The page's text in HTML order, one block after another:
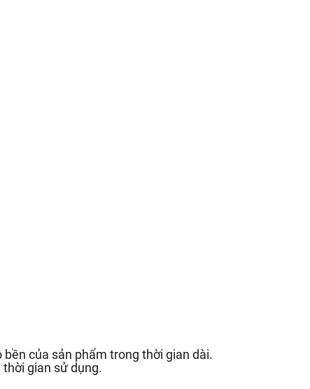
của sản phẩm trong thời gian dài.
gian sử dụng.